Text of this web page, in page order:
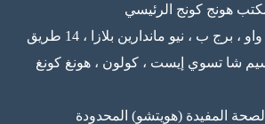
غرفة 608-610 ، 6 / واو ، برج ب ، نيو ماندارين بلازا ، 14 طريق
شا تسوي إيست ، كولون ، هونغ كونغ
المفيدة (هويتشو) المحدودة